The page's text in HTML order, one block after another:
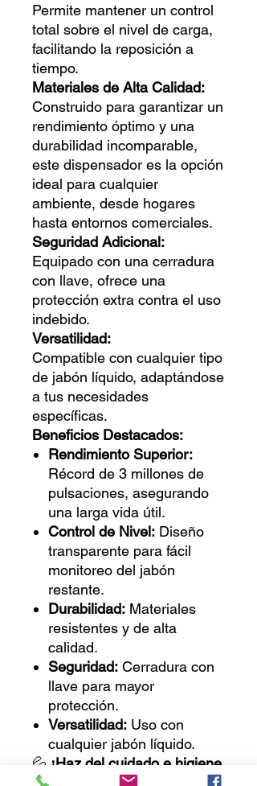
Permite mantener un control
total sobre el nivel de carga,
facilitando la reposición a
tiempo.
Materiales de Alta Calidad:
Construido para garantizar un
rendimiento óptimo y una
durabilidad incomparable,
este dispensador es la opción
ideal para cualquier
ambiente, desde hogares
hasta entornos comerciales.
Seguridad Adicional:
Equipado con una cerradura
con llave, ofrece una
protección extra contra el uso
indebido.
Versatilidad:
Compatible con cualquier tipo
de jabón líquido, adaptándose
a tus necesidades
específicas.
Beneficios Destacados:
Rendimiento Superior:
Récord de 3 millones de
pulsaciones, asegurando
una larga vida útil.
Control de Nivel: Diseño
transparente para fácil
monitoreo del jabón
restante.
Durabilidad: Materiales
resistentes y de alta
calidad.
Seguridad: Cerradura con
llave para mayor
protección.
Versatilidad: Uso con
cualquier jabón líquido.
💦 ¡Haz del cuidado e higiene
una prioridad con el